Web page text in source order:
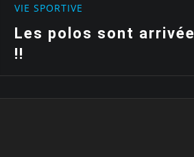
VIE SPORTIVE
Les polos sont arrivées